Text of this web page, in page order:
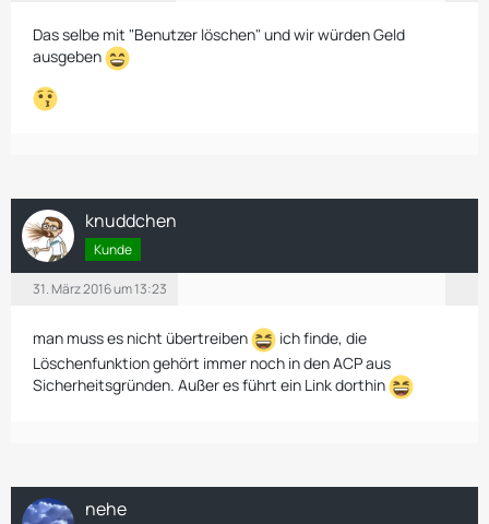
Das selbe mit "Benutzer löschen" und wir würden Geld
ausgeben
knuddchen
Kunde
31. März 2016 um 13:23
man muss es nicht übertreiben
ich finde, die
Löschenfunktion gehört immer noch in den ACP aus
Sicherheitsgründen. Außer es führt ein Link dorthin
nehe